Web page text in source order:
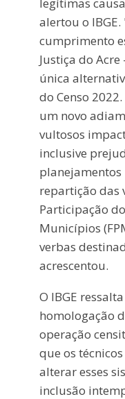
alertou o
cumprimento
Justiça do Acre
única
do Censo
um novo
vultosos
inclusive
planejamentos
repartição das
Participação
Municípios
verbas
acrescentou.
O IBGE
homologação
operação
que os
alterar esses
inclusão